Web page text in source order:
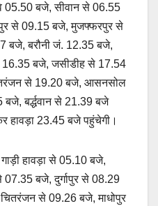
05.50 बजे, सीवान से 06.55
से 09.15 बजे, मुजफ्फरपुर से
बजे, बरौनी जं. 12.35 बजे,
बजे, जसीडीह से 17.54
से 19.20 बजे, आसनसोल
बर्द्धवान से 21.39 बजे
23.45 बजे पहुंचेगी।
हावड़ा से 05.10 बजे,
07.35 बजे, दुर्गापुर से 08.29
से 09.26 बजे, माधोपुर